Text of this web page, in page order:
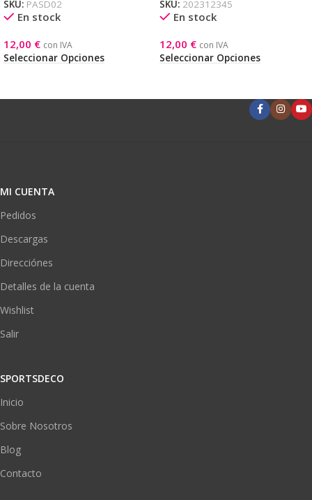
SKU: PASD02
En stock
12,00 € con IVA
Seleccionar Opciones
SKU: 202312345
En stock
12,00 € con IVA
Seleccionar Opciones
MI CUENTA
Pedidos
Descargas
Direcciónes
Detalles de la cuenta
Wishlist
Salir
SPORTSDECO
Inicio
Sobre Nosotros
Blog
Contacto